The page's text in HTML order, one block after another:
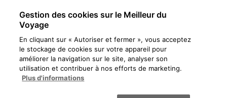
Gestion des cookies sur le Meilleur du
Voyage
En cliquant sur « Autoriser et fermer », vous acceptez
le stockage de cookies sur votre appareil pour
améliorer la navigation sur le site, analyser son
utilisation et contribuer à nos efforts de marketing.
Plus d'informations